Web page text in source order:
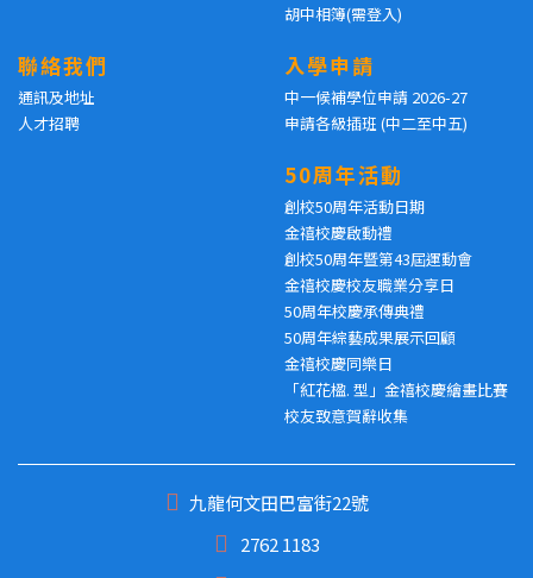
胡中相簿(需登入)
聯絡我們
通訊及地址
人才招聘
入學申請
中一候補學位申請 2026-27
申請各級插班 (中二至中五)
50周年活動
創校50周年活動日期
金禧校慶啟動禮
創校50周年暨第43屆運動會
金禧校慶校友職業分享日
50周年校慶承傳典禮
50周年綜藝成果展示回顧
金禧校慶同樂日
「紅花楹. 型」金禧校慶繪畫比賽
校友致意賀辭收集
九龍何文田巴富街22號
2762 1183